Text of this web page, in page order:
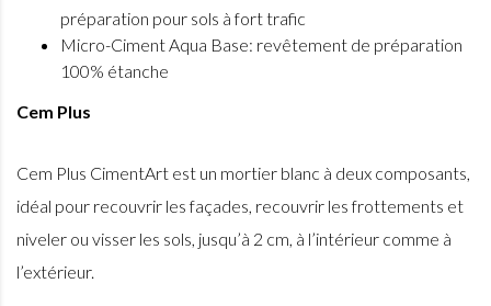
préparation pour sols à fort trafic
Micro-Ciment Aqua Base: revêtement de préparation
100% étanche
Cem Plus
Cem Plus CimentArt est un mortier blanc à deux composants,
idéal pour recouvrir les façades, recouvrir les frottements et
niveler ou visser les sols, jusqu’à 2 cm, à l’intérieur comme à
l’extérieur.